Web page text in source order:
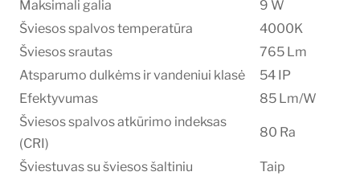
Maksimali galia
9 W
Šviesos spalvos temperatūra
4000K
Šviesos srautas
765 Lm
Atsparumo dulkėms ir vandeniui klasė
54 IP
Efektyvumas
85 Lm/W
Šviesos spalvos atkūrimo indeksas
(CRI)
80 Ra
Šviestuvas su šviesos šaltiniu
Taip